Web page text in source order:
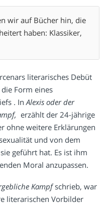
wir auf Bücher hin, die
haben: Klassiker,
literarisches Debüt
Form eines
. InAlexis oder der
erzählt der 24-jährige
ohne weitere Erklärungen
und von dem
geführt hat. Es ist ihm
Moral anzupassen.
Kampfschrieb, war
literarischen Vorbilder